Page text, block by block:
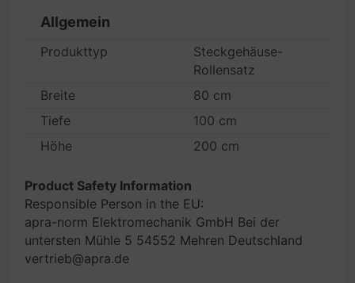
Allgemein
Produkttyp
Steckgehäuse-
Rollensatz
Breite
80 cm
Tiefe
100 cm
Höhe
200 cm
Product Safety Information
Responsible Person in the EU:
apra-norm Elektromechanik GmbH Bei der
untersten Mühle 5 54552 Mehren Deutschland
vertrieb@apra.de